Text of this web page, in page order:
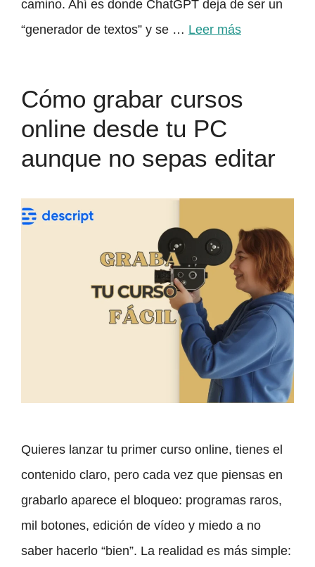
camino. Ahí es donde ChatGPT deja de ser un
“generador de textos” y se … Leer más
Cómo grabar cursos
online desde tu PC
aunque no sepas editar
Quieres lanzar tu primer curso online, tienes el
contenido claro, pero cada vez que piensas en
grabarlo aparece el bloqueo: programas raros,
mil botones, edición de vídeo y miedo a no
saber hacerlo “bien”. La realidad es más simple: